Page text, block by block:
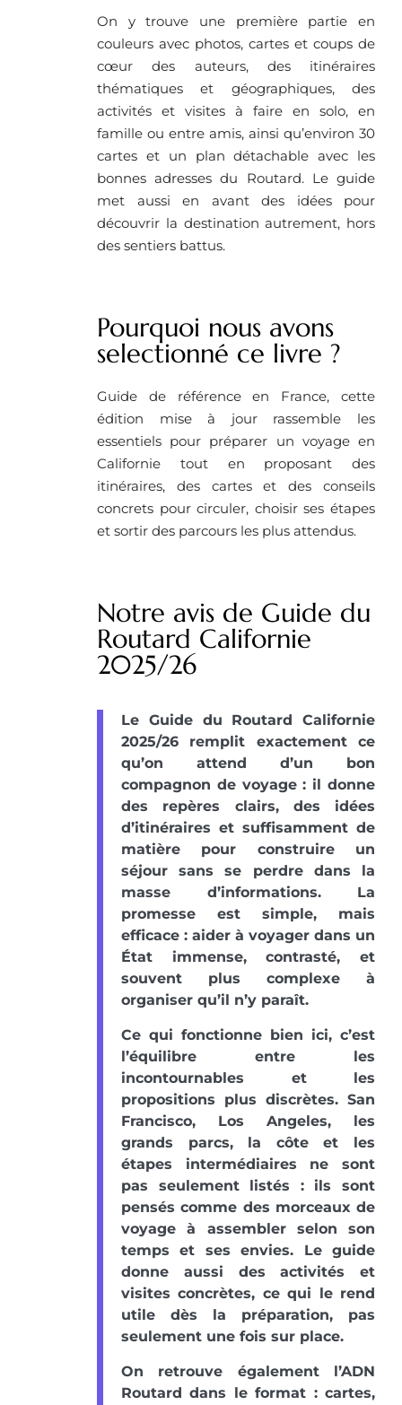
On y trouve une première partie en
couleurs avec photos, cartes et coups de
cœur des auteurs, des itinéraires
thématiques et géographiques, des
activités et visites à faire en solo, en
famille ou entre amis, ainsi qu’environ 30
cartes et un plan détachable avec les
bonnes adresses du Routard. Le guide
met aussi en avant des idées pour
découvrir la destination autrement, hors
des sentiers battus.
Pourquoi nous avons
selectionné ce livre ?
Guide de référence en France, cette
édition mise à jour rassemble les
essentiels pour préparer un voyage en
Californie tout en proposant des
itinéraires, des cartes et des conseils
concrets pour circuler, choisir ses étapes
et sortir des parcours les plus attendus.
Notre avis de Guide du
Routard Californie
2025/26
Le Guide du Routard Californie
2025/26 remplit exactement ce
qu’on attend d’un bon
compagnon de voyage : il donne
des repères clairs, des idées
d’itinéraires et suffisamment de
matière pour construire un
séjour sans se perdre dans la
masse d’informations. La
promesse est simple, mais
efficace : aider à voyager dans un
État immense, contrasté, et
souvent plus complexe à
organiser qu’il n’y paraît.
Ce qui fonctionne bien ici, c’est
l’équilibre entre les
incontournables et les
propositions plus discrètes. San
Francisco, Los Angeles, les
grands parcs, la côte et les
étapes intermédiaires ne sont
pas seulement listés : ils sont
pensés comme des morceaux de
voyage à assembler selon son
temps et ses envies. Le guide
donne aussi des activités et
visites concrètes, ce qui le rend
utile dès la préparation, pas
seulement une fois sur place.
On retrouve également l’ADN
Routard dans le format : cartes,